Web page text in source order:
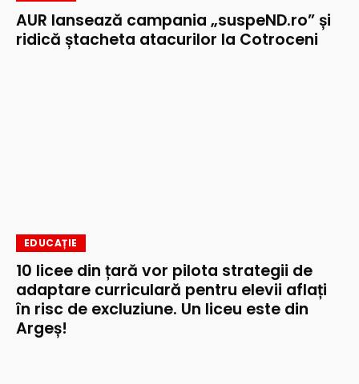
AUR lansează campania „suspeND.ro” și
ridică ștacheta atacurilor la Cotroceni
EDUCAȚIE
10 licee din țară vor pilota strategii de
adaptare curriculară pentru elevii aflați
în risc de excluziune. Un liceu este din
Argeș!